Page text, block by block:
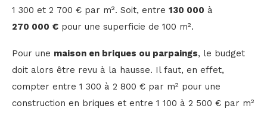
1 300 et 2 700 € par m². Soit, entre 130 000 à
270 000 € pour une superficie de 100 m².
Pour une maison en briques ou parpaings, le budget
doit alors être revu à la hausse. Il faut, en effet,
compter entre 1 300 à 2 800 € par m² pour une
construction en briques et entre 1 100 à 2 500 € par m²